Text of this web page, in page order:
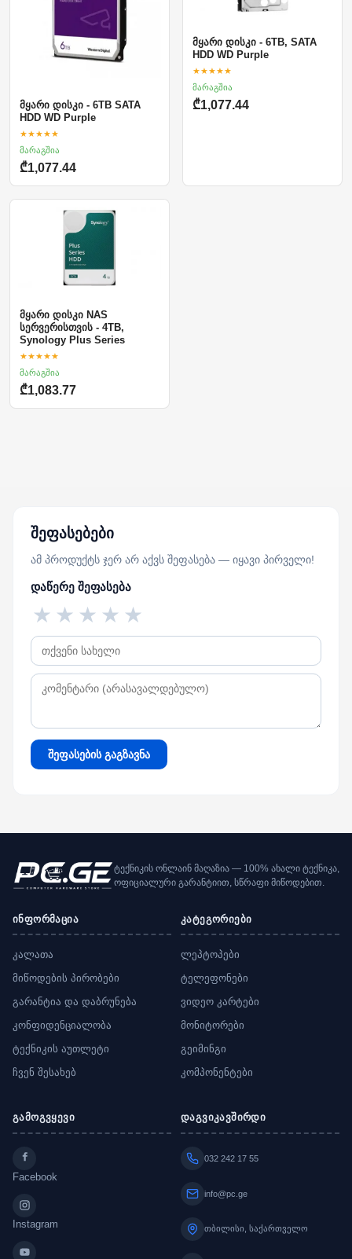
მყარი დისკი - 6TB SATA
HDD WD Purple
★★★★★
მარაგშია
₾1,077.44
მყარი დისკი - 6TB, SATA
HDD WD Purple
★★★★★
მარაგშია
₾1,077.44
მყარი დისკი NAS
სერვერისთვის - 4TB,
Synology Plus Series
★★★★★
მარაგშია
₾1,083.77
შეფასებები
ამ პროდუქტს ჯერ არ აქვს შეფასება — იყავი პირველი!
დაწერე შეფასება
★
★
★
★
★
შეფასების გაგზავნა
ტექნიკის ონლაინ მაღაზია — 100% ახალი ტექნიკა,
ოფიციალური გარანტიით, სწრაფი მიწოდებით.
ინფორმაცია
კალათა
მიწოდების პირობები
გარანტია და დაბრუნება
კონფიდენციალობა
ტექნიკის აუთლეტი
ჩვენ შესახებ
კატეგორიები
ლეპტოპები
ტელეფონები
ვიდეო კარტები
მონიტორები
გეიმინგი
კომპონენტები
გამოგვყევი
Facebook
Instagram
დაგვიკავშირდი
032 242 17 55
info@pc.ge
თბილისი, საქართველო